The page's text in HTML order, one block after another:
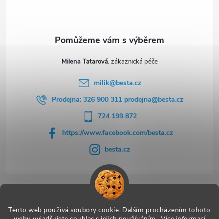
Tento web používá soubory cookie. Dalším procházením tohoto
Milena Tatarová
milik@besta.cz
Prodejna: 326 900 311 prodejna@besta.cz
724 199 872
https://www.facebook.com/besta.cz
besta.cz
Užitečné odkazy